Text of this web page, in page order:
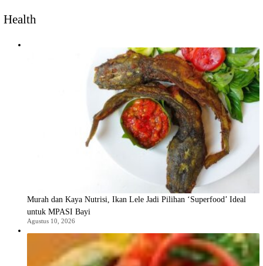
Health
Murah dan Kaya Nutrisi, Ikan Lele Jadi Pilihan ‘Superfood’ Ideal
untuk MPASI Bayi
Agustus 10, 2026